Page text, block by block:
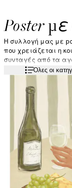
Poster
Η συλλογή μας με
που χρειάζεται η
συνταγές από τα
το νέο αγαπημένο
μείνουν σίγουρα
κάποιο με μια
ΔιαβάστεΌλες οι